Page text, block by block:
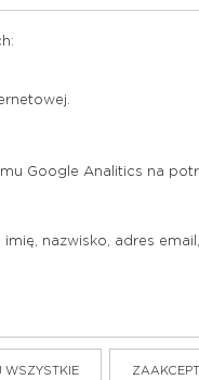
Google Analitics na
nazwisko, adres
WSZYSTKIE